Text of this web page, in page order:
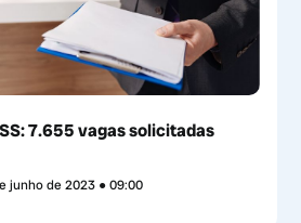
7.655 vagas solicitadas
junho de 2023 09:00